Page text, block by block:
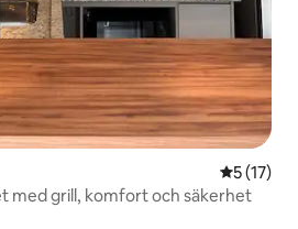
5 av 5 i
5 (17)
med grill, komfort och säkerhet